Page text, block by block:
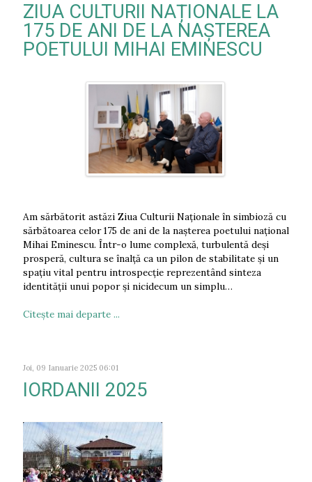
ZIUA CULTURII NAȚIONALE LA
175 DE ANI DE LA NAȘTEREA
POETULUI MIHAI EMINESCU
Am sărbătorit astăzi Ziua Culturii Naționale în simbioză cu
sărbătoarea celor 175 de ani de la nașterea poetului național
Mihai Eminescu. Într-o lume complexă, turbulentă deși
prosperă, cultura se înalță ca un pilon de stabilitate și un
spațiu vital pentru introspecție reprezentând sinteza
identității unui popor și nicidecum un simplu…
Citeşte mai departe ...
Joi, 09 Ianuarie 2025 06:01
IORDANII 2025